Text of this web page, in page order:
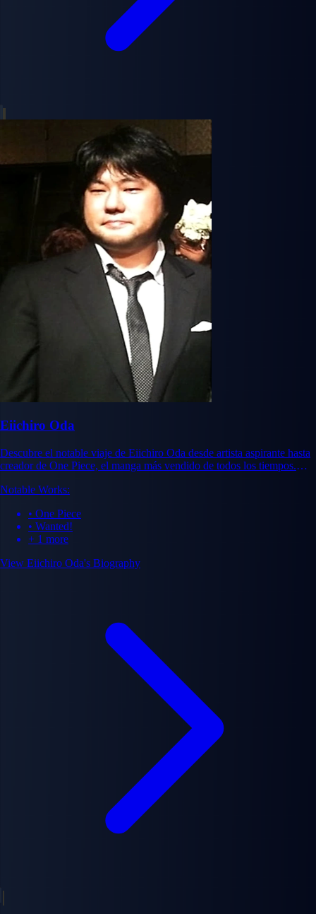
Eiichiro Oda
Descubre el notable viaje de Eiichiro Oda desde artista aspirante hasta
creador de One Piece, el manga más vendido de todos los tiempos.
Notable Works:
• One Piece
• Wanted!
+ 1 more
View Eiichiro Oda's Biography